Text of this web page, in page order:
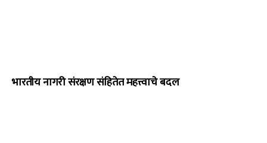
भारतीय नागरी संरक्षण संहितेत महत्त्वाचे बदल